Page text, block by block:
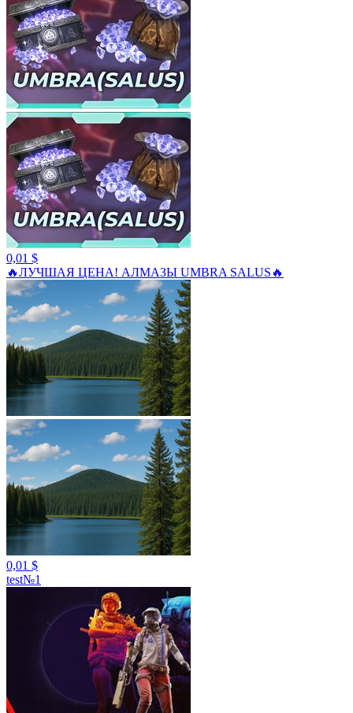
0,01 $
🔥ЛУЧШАЯ ЦЕНА! АЛМАЗЫ UMBRA SALUS🔥
0,01 $
test№1